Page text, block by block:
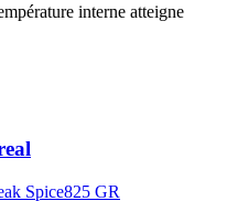
interne atteigne